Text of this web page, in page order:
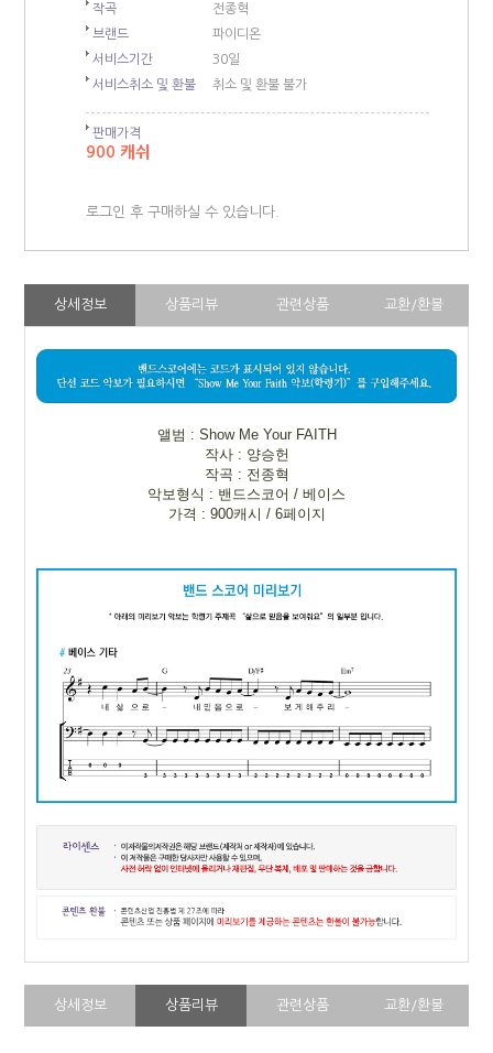
작곡
전종혁
브랜드
파이디온
서비스기간
30일
서비스취소 및 환불
취소 및 환불 불가
판매가격
900 캐쉬
로그인 후 구매하실 수 있습니다.
상세정보 상품리뷰 관련상품 교환/환불
앨범 : Show Me Your FAITH
작사 : 양승헌
작곡 : 전종혁
악보형식 : 밴드스코어 / 베이스
가격 : 900캐시 / 6페이지
상세정보 상품리뷰 관련상품 교환/환불